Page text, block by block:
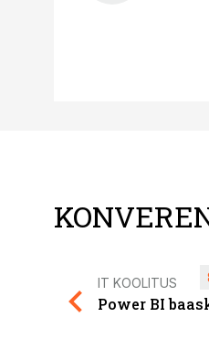
IT KOOLITUS
Power BI